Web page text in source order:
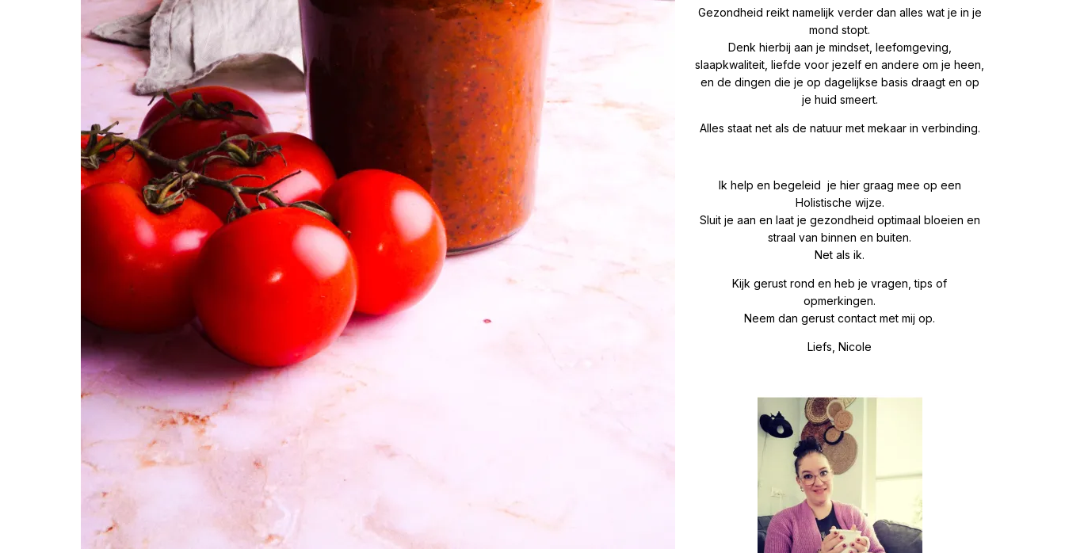
Gezondheid reikt namelijk verder dan alles wat je in je
mond stopt.
Denk hierbij aan je mindset, leefomgeving,
slaapkwaliteit, liefde voor jezelf en andere om je heen,
en de dingen die je op dagelijkse basis draagt en op
je huid smeert.
Alles staat net als de natuur met mekaar in verbinding.
Ik help en begeleid je hier graag mee op een
Holistische wijze.
Sluit je aan en laat je gezondheid optimaal bloeien en
straal van binnen en buiten.
Net als ik.
Kijk gerust rond en heb je vragen, tips of
opmerkingen.
Neem dan gerust contact met mij op.
Liefs, Nicole